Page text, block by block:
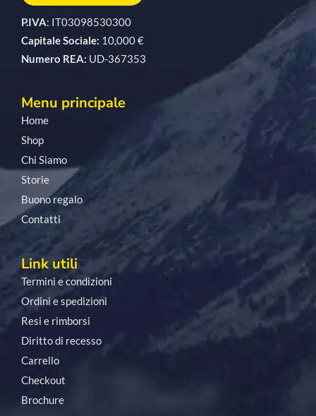
P.IVA: IT03098530300
Capitale Sociale: 10,000 €
Numero REA: UD-367353
Menu principale
Home
Shop
Chi Siamo
Storie
Buono regalo
Contatti
Link utili
Termini e condizioni
Ordini e spedizioni
Resi e rimborsi
Diritto di recesso
Carrello
Checkout
Brochure